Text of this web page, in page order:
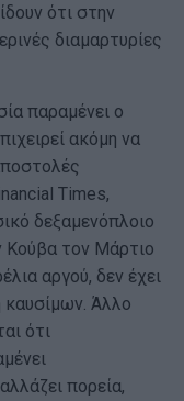
ότι στην
διαμαρτυρίες
παραμένει ο
ακόμη να
Times,
δεξαμενόπλοιο
Κούβα τον Μάρτιο
αργού, δεν έχει
καυσίμων. Άλλο
ότι
πορεία,